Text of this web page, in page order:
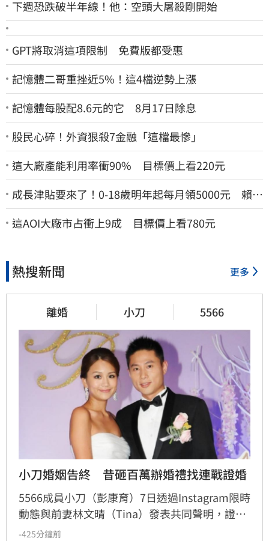
下週恐跌破半年線！他：空頭大屠殺剛開始
GPT將取消這項限制 免費版都受惠
記憶體二哥重挫近5%！這4檔逆勢上漲
記憶體每股配8.6元的它 8月17日除息
股民心碎！外資狠殺7金融「這檔最慘」
這大廠產能利用率衝90% 目標價上看220元
成長津貼要來了！0-18歲明年起每月領5000元 賴清
德：此時不生更待何時
這AOI大廠市占衝上9成 目標價上看780元
熱搜新聞 更多
離婚 小刀 5566
小刀婚姻告終　昔砸百萬辦婚禮找連戰證婚
5566成員小刀（彭康育）7日透過Instagram限時
動態與前妻林文晴（Tina）發表共同聲明，證實
兩人已結束14年婚姻。聲明中表示，兩人其實已
-425分鐘前